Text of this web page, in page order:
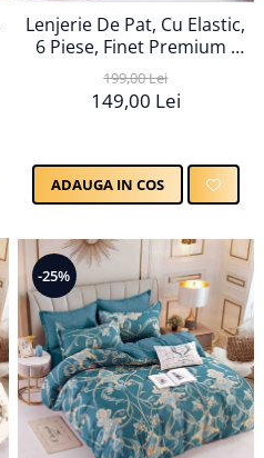
Lenjerie De Pat, Cu Elastic,
6 Piese, Finet Premium -
LPBF6PE21
199,00 Lei
149,00 Lei
ADAUGA IN COS
-25%